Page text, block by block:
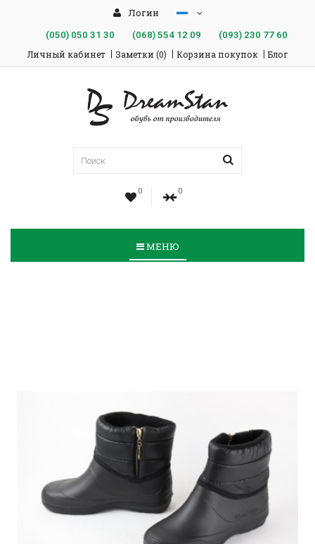
Логин
(050)050 31 30 (068)554 12 09 (093)230 77 60
Личный кабинет Заметки (0) Корзина покупок Блог
0 0
МЕНЮ